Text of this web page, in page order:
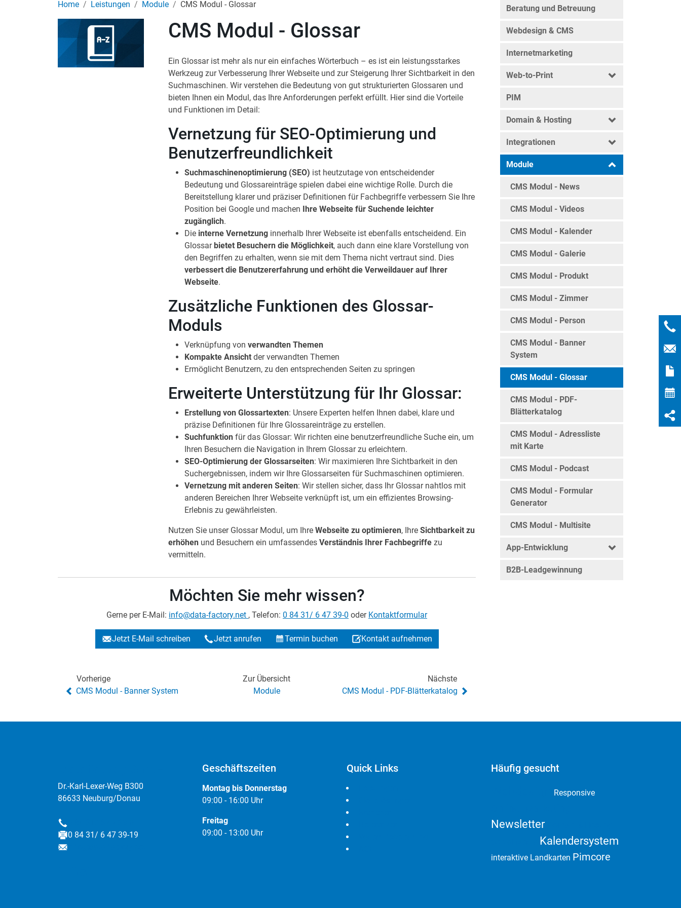
Home Leistungen Module CMS Modul - Glossar
CMS Modul - Glossar
Ein Glossar ist mehr als nur ein einfaches Wörterbuch – es ist ein leistungsstarkes
Werkzeug zur Verbesserung Ihrer Webseite und zur Steigerung Ihrer Sichtbarkeit in den
Suchmaschinen. Wir verstehen die Bedeutung von gut strukturierten Glossaren und
bieten Ihnen ein Modul, das Ihre Anforderungen perfekt erfüllt. Hier sind die Vorteile
und Funktionen im Detail:
Vernetzung für SEO-Optimierung und
Benutzerfreundlichkeit
Suchmaschinenoptimierung (SEO) ist heutzutage von entscheidender
Bedeutung und Glossareinträge spielen dabei eine wichtige Rolle. Durch die
Bereitstellung klarer und präziser Definitionen für Fachbegriffe verbessern Sie Ihre
Position bei Google und machen Ihre Webseite für Suchende leichter
zugänglich.
Die interne Vernetzung innerhalb Ihrer Webseite ist ebenfalls entscheidend. Ein
Glossarbietet Besuchern die Möglichkeit, auch dann eine klare Vorstellung von
den Begriffen zu erhalten, wenn sie mit dem Thema nicht vertraut sind. Dies
verbessert die Benutzererfahrung und erhöht die Verweildauer auf Ihrer
Webseite.
Zusätzliche Funktionen des Glossar-
Moduls
Verknüpfung vonverwandten Themen
Kompakte Ansicht der verwandten Themen
Ermöglicht Benutzern, zu den entsprechenden Seiten zu springen
Erweiterte Unterstützung für Ihr Glossar:
Erstellung von Glossartexten: Unsere Experten helfen Ihnen dabei, klare und
präzise Definitionen für Ihre Glossareinträge zu erstellen.
Suchfunktionfür das Glossar: Wir richten eine benutzerfreundliche Suche ein, um
Ihren Besuchern die Navigation in Ihrem Glossar zu erleichtern.
SEO-Optimierung der Glossarseiten: Wir maximieren Ihre Sichtbarkeit in den
Suchergebnissen, indem wir Ihre Glossarseiten für Suchmaschinen optimieren.
Vernetzung mit anderen Seiten: Wir stellen sicher, dass Ihr Glossar nahtlos mit
anderen Bereichen Ihrer Webseite verknüpft ist, um ein effizientes Browsing-
Erlebnis zu gewährleisten.
Nutzen Sie unser Glossar Modul, um IhreWebseite zu optimieren, IhreSichtbarkeit zu
erhöhen und Besuchern ein umfassendesVerständnis Ihrer Fachbegriffe zu
vermitteln.
Möchten Sie mehr wissen?
Gerne per E-Mail: info@data-factory.net , Telefon: 0 84 31/ 6 47 39-0 oder Kontaktformular
Jetzt E-Mail schreiben Jetzt anrufen Termin buchen Kontakt aufnehmen
Vorherige
CMS Modul - Banner System
Zur Übersicht
Module
Nächste
CMS Modul - PDF-Blätterkatalog
Beratung und Betreuung
Webdesign & CMS
Internetmarketing
Web-to-Print
PIM
Domain & Hosting
Integrationen
Module
CMS Modul - News
CMS Modul - Videos
CMS Modul - Kalender
CMS Modul - Galerie
CMS Modul - Produkt
CMS Modul - Zimmer
CMS Modul - Person
CMS Modul - Banner
System
CMS Modul - Glossar
CMS Modul - PDF-
Blätterkatalog
CMS Modul - Adressliste
mit Karte
CMS Modul - Podcast
CMS Modul - Formular
Generator
CMS Modul - Multisite
App-Entwicklung
B2B-Leadgewinnung
Dr.-Karl-Lexer-Weg B300
86633 Neuburg/Donau
Telefon
Fax
0 84 31/ 6 47 39-19
E-Mail
Geschäftszeiten
Montag bis Donnerstag
09:00 - 16:00 Uhr
Freitag
09:00 - 13:00 Uhr
Quick Links Häufig gesucht
Responsive
Newsletter
Kalendersystem
interaktive Landkarten Pimcore